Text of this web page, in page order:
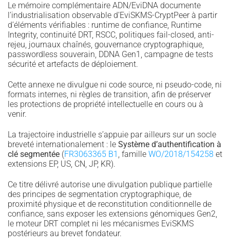
Le mémoire complémentaire ADN/EviDNA documente
l’industrialisation observable d’EviSKMS-CryptPeer à partir
d’éléments vérifiables : runtime de confiance, Runtime
Integrity, continuité DRT, RSCC, politiques fail-closed, anti-
rejeu, journaux chaînés, gouvernance cryptographique,
passwordless souverain, DDNA Gen1, campagne de tests
sécurité et artefacts de déploiement.
Cette annexe ne divulgue ni code source, ni pseudo-code, ni
formats internes, ni règles de transition, afin de préserver
les protections de propriété intellectuelle en cours ou à
venir.
La trajectoire industrielle s’appuie par ailleurs sur un socle
breveté internationalement : le Système d’authentification à
clé segmentée (FR3063365 B1 , famille WO/2018/154258 et
extensions EP, US, CN, JP, KR).
Ce titre délivré autorise une divulgation publique partielle
des principes de segmentation cryptographique, de
proximité physique et de reconstitution conditionnelle de
confiance, sans exposer les extensions génomiques Gen2,
le moteur DRT complet ni les mécanismes EviSKMS
postérieurs au brevet fondateur.